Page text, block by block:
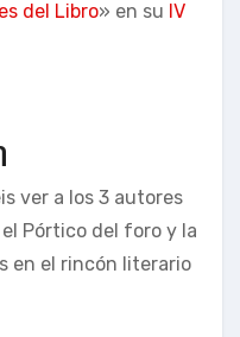
del Libro» en su IV
ver a los 3 autores
Pórtico del foro y la
en el rincón literario